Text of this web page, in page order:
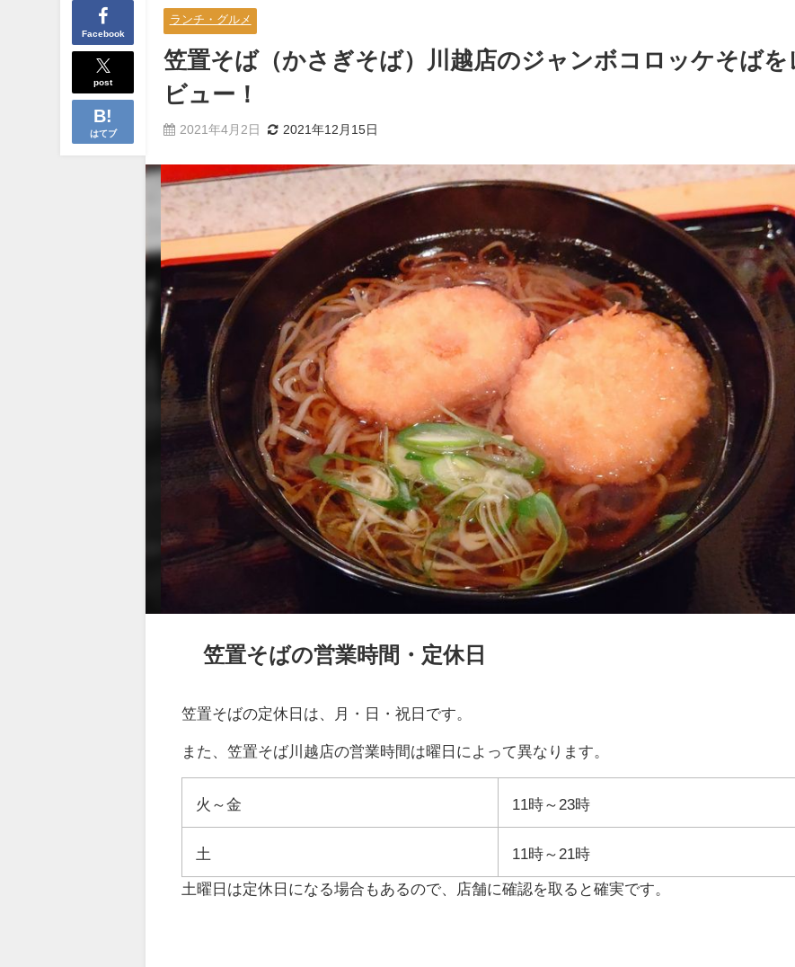
Facebook
post
はてブ
ランチ・グルメ
笠置そば（かさぎそば）川越店のジャンボコロッケそばを
ビュー！
2021年4月2日 2021年12月15日
笠置そばの営業時間・定休日
笠置そばの定休日は、月・日・祝日です。
また、笠置そば川越店の営業時間は曜日によって異なります。
火～金 11時～23時
土 11時～21時
土曜日は定休日になる場合もあるので、店舗に確認を取ると確実です。